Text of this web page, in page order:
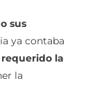
sus
ya contaba
requerido la